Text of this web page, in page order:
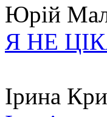
Юрій
Я НЕ
Ірина